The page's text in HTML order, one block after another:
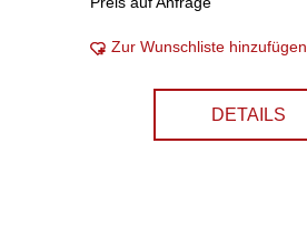
Zur Wunschliste hinzufügen
DETAILS